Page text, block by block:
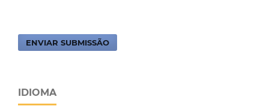
ENVIAR SUBMISSÃO
IDIOMA